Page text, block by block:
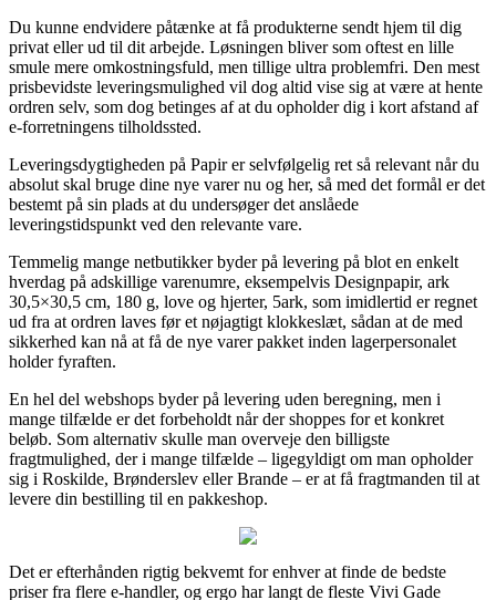
Du kunne endvidere påtænke at få produkterne sendt hjem til dig
privat eller ud til dit arbejde. Løsningen bliver som oftest en lille
smule mere omkostningsfuld, men tillige ultra problemfri. Den mest
prisbevidste leveringsmulighed vil dog altid vise sig at være at hente
ordren selv, som dog betinges af at du opholder dig i kort afstand af
e-forretningens tilholdssted.
Leveringsdygtigheden på Papir er selvfølgelig ret så relevant når du
absolut skal bruge dine nye varer nu og her, så med det formål er det
bestemt på sin plads at du undersøger det anslåede
leveringstidspunkt ved den relevante vare.
Temmelig mange netbutikker byder på levering på blot en enkelt
hverdag på adskillige varenumre, eksempelvis Designpapir, ark
30,5×30,5 cm, 180 g, love og hjerter, 5ark, som imidlertid er regnet
ud fra at ordren laves før et nøjagtigt klokkeslæt, sådan at de med
sikkerhed kan nå at få de nye varer pakket inden lagerpersonalet
holder fyraften.
En hel del webshops byder på levering uden beregning, men i
mange tilfælde er det forbeholdt når der shoppes for et konkret
beløb. Som alternativ skulle man overveje den billigste
fragtmulighed, der i mange tilfælde – ligegyldigt om man opholder
sig i Roskilde, Brønderslev eller Brande – er at få fragtmanden til at
levere din bestilling til en pakkeshop.
Det er efterhånden rigtig bekvemt for enhver at finde de bedste
priser fra flere e-handler, og ergo har langt de fleste Vivi Gade